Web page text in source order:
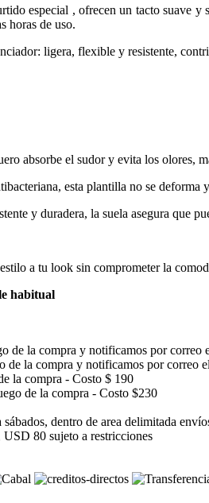
especial , ofrecen un tacto suave
horas de uso.
ligera, flexible y resistente,
absorbe el sudor y evita los olores,
esta plantilla no se
y duradera, la suela asegura que
a tu look sin comprometer la
habitual
de la compra y notificamos por correo
de la compra y notificamos por correo
la compra - Costo $ 190
de la compra - Costo $230
sábados, dentro de area delimitada
80 sujeto a restricciones